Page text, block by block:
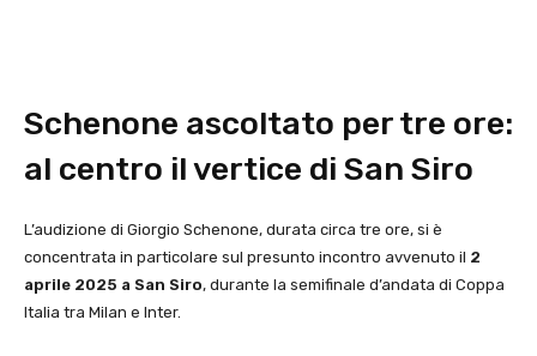
Schenone ascoltato per tre ore:
al centro il vertice di San Siro
L’audizione di Giorgio Schenone, durata circa tre ore, si è
concentrata in particolare sul presunto incontro avvenuto il 2
aprile 2025 a San Siro, durante la semifinale d’andata di Coppa
Italia tra Milan e Inter.